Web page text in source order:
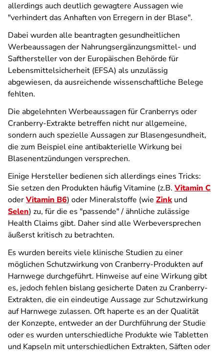
allerdings auch deutlich gewagtere Aussagen wie
"verhindert das Anhaften von Erregern in der Blase".
Dabei wurden alle beantragten gesundheitlichen
Werbeaussagen der Nahrungsergänzungsmittel- und
Safthersteller von der Europäischen Behörde für
Lebensmittelsicherheit (EFSA) als unzulässig
abgewiesen, da ausreichende wissenschaftliche Belege
fehlten.
Die abgelehnten Werbeaussagen für Cranberrys oder
Cranberry-Extrakte betreffen nicht nur allgemeine,
sondern auch spezielle Aussagen zur Blasengesundheit,
die zum Beispiel eine antibakterielle Wirkung bei
Blasenentzündungen versprechen.
Einige Hersteller bedienen sich allerdings eines Tricks:
Sie setzen den Produkten häufig Vitamine (z.B. Vitamin C
oderVitamin B6) oder Mineralstoffe (wie Zink und
Selen) zu, für die es "passende" / ähnliche zulässige
Health Claims gibt. Daher sind alle Werbeversprechen
äußerst kritisch zu betrachten.
Es wurden bereits viele klinische Studien zu einer
möglichen Schutzwirkung von Cranberry-Produkten auf
Harnwege durchgeführt. Hinweise auf eine Wirkung gibt
es, jedoch fehlen bislang gesicherte Daten zu Cranberry-
Extrakten, die ein eindeutige Aussage zur Schutzwirkung
auf Harnwege zulassen. Oft haperte es an der Qualität
der Konzepte, entweder an der Durchführung der Studie
oder es wurden unterschiedliche Produkte wie Tabletten
und Kapseln mit unterschiedlichen Extrakten, Säften oder